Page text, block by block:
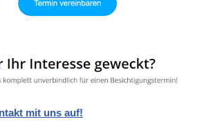
mit uns auf!